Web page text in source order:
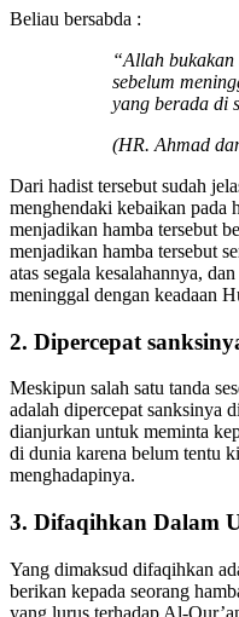
Beliau bersabda :
“Allah bukakan
sebelum
yang berada di
(HR. Ahmad
Dari hadist tersebut sudah
menghendaki kebaikan pada
menjadikan hamba tersebut
menjadikan hamba tersebut
atas segala kesalahannya,
meninggal dengan keadaan
2. Dipercepat
Meskipun salah satu tanda
adalah dipercepat sanksinya
dianjurkan untuk meminta
di dunia karena belum tentu
menghadapinya.
3. Difaqihkan Dalam
Yang dimaksud difaqihkan
berikan kepada seorang
yang lurus terhadap Al-